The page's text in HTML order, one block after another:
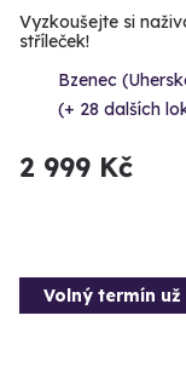
Vyzkoušejte si
stříleček!
Bzenec
(+ 28 dalších
2 999 Kč
Volný termín už